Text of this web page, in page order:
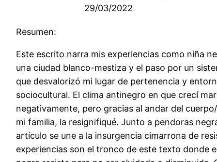
29/03/2022
Resumen:
Este escrito narra mis experiencias como niña
una ciudad blanco-mestiza y el paso por un
que desvalorizó mi lugar de pertenencia y
sociocultural. El clima antinegro en que crecí
negativamente, pero gracias al andar del
mi familia, la resignifiqué. Junto a pendoras
artículo se une a la insurgencia cimarrona de
experiencias son el tronco de este texto donde